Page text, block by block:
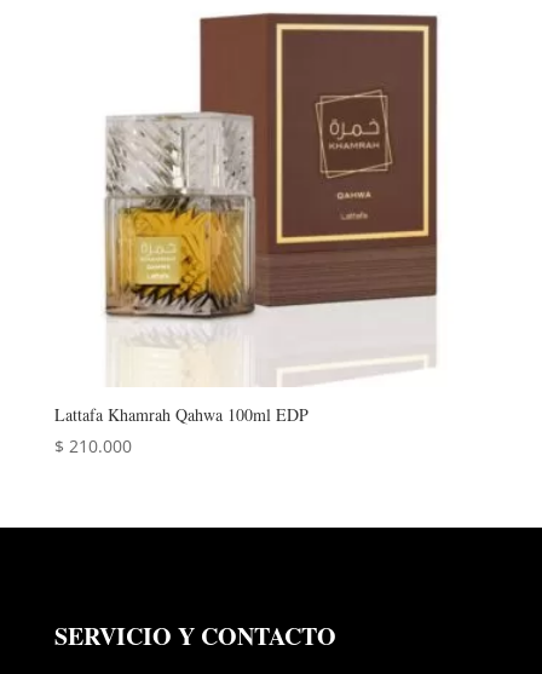
Lattafa Khamrah Qahwa 100ml EDP
$ 210.000
SERVICIO Y CONTACTO